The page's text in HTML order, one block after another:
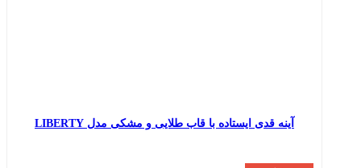
آینه قدی ایستاده با قاب طلایی و مشکی مدل LIBERTY